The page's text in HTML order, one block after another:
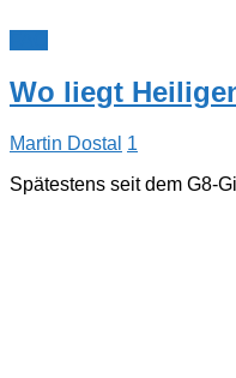
Wo liegt
Martin Dostal 1
Spätestens seit dem G8-